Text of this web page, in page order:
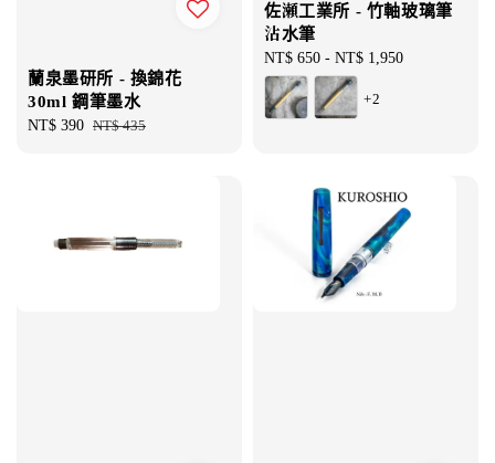
蘭泉墨研所 - 換錦花
30ml 鋼筆墨水
Sale
NT$ 390 Regular
NT$ 435
佐瀬工業所 - 竹軸玻璃筆
沾水筆
Regular
price
NT$ 650 - NT$ 1,950
+2